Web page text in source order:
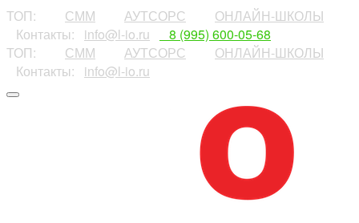
ТОП: СММ АУТСОРС
ОНЛАЙН-ШКОЛЫ
⠀Контакты:⠀ info@l-io.ru
⠀8 (995) 600-05-68
ТОП:
СММ АУТСОРС
ОНЛАЙН-ШКОЛЫ
⠀Контакты:⠀ info@l-io.ru